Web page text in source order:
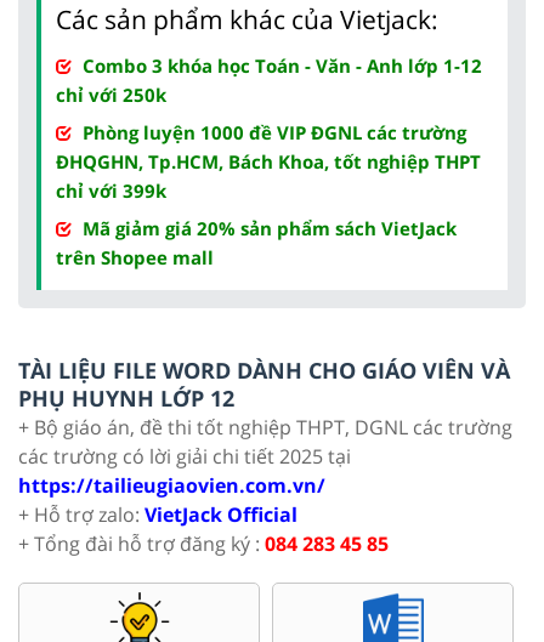
Các sản phẩm khác của Vietjack:
Combo 3 khóa học Toán - Văn - Anh lớp 1-12
chỉ với 250k
Phòng luyện 1000 đề VIP ĐGNL các trường
ĐHQGHN, Tp.HCM, Bách Khoa, tốt nghiệp THPT
chỉ với 399k
Mã giảm giá 20% sản phẩm sách VietJack
trên Shopee mall
TÀI LIỆU FILE WORD DÀNH CHO GIÁO VIÊN VÀ
PHỤ HUYNH LỚP 12
+ Bộ giáo án, đề thi tốt nghiệp THPT, DGNL các trường
các trường có lời giải chi tiết 2025 tại
https://tailieugiaovien.com.vn/
+ Hỗ trợ zalo: VietJack Official
+ Tổng đài hỗ trợ đăng ký : 084 283 45 85